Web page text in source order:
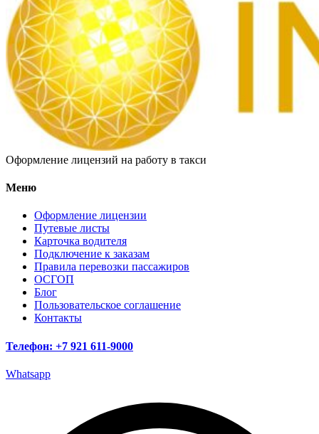
Оформление лицензий на работу в такси
Меню
Оформление лицензии
Путевые листы
Карточка водителя
Подключение к заказам
Правила перевозки пассажиров
ОСГОП
Блог
Пользовательское соглашение
Контакты
Телефон: +7 921 611-9000
Whatsapp